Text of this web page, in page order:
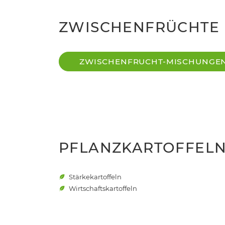
ZWISCHENFRÜCHTE
ZWISCHENFRUCHT-
Stärkekartoffeln
Wirtschaftskartoffeln